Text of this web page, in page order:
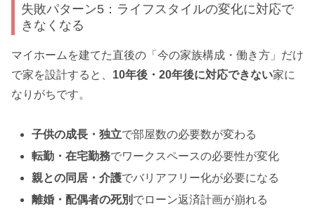
失敗パターン5：ライフスタイルの変化に対応で
きなくなる
マイホームを建てた直後の「今の家族構成・働き方」だけ
で家を設計すると、 10年後・20年後に対応できない家に
なりがちです。
子供の成長・独立で部屋数の必要数が変わる
転勤・在宅勤務でワークスペースの必要性が変化
親との同居・介護でバリアフリー化が必要になる
離婚・配偶者の死別 でローン返済計画が崩れる